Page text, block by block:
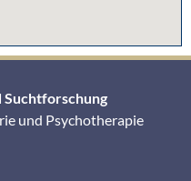
Suchtforschung
und Psychotherapie